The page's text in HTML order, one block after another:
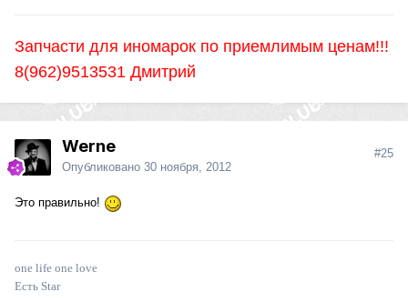
Запчасти для иномарок по приемлимым ценам!!!
8(962)9513531 Дмитрий
Werne
Опубликовано 30 ноября, 2012
#25
Это правильно!
one life one love
Есть Star